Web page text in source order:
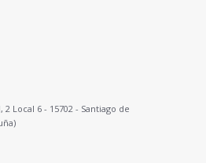
2 Local 6 - 15702 - Santiago de